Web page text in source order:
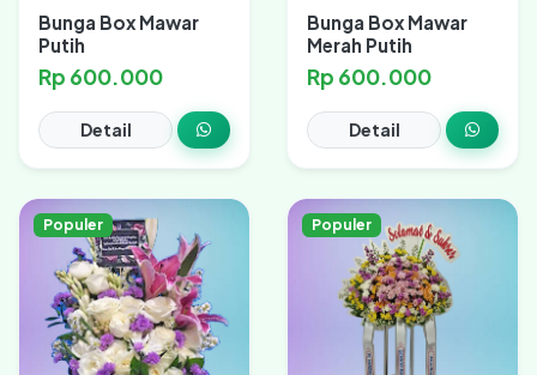
Bunga Box Mawar
Putih
Rp 600.000
Detail
Bunga Box Mawar
Merah Putih
Rp 600.000
Detail
Populer Populer